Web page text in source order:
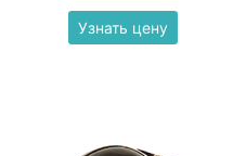
Узнать цену